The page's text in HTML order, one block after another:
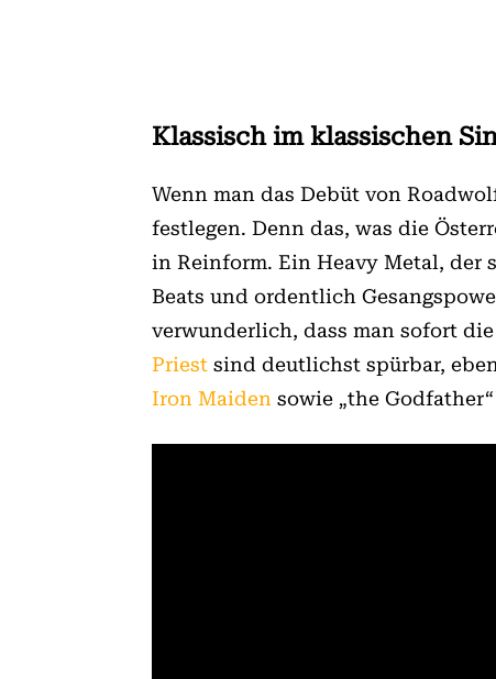
Klassisch im klassischen
Wenn man das Debüt von
festlegen. Denn das, was die
in Reinform. Ein Heavy Metal, der
Beats und ordentlich
verwunderlich, dass man sofort
Priest sind deutlichst spürbar,
Iron Maiden sowie „the Godfather“